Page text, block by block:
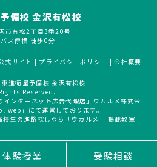
備校 金沢有松校
市有松2丁目3番20号
ス停横 徒歩0分
式サイト | プライバシーポリシー |会社概要
進衛星予備校 金沢有松校
Reserved.
ンターネット広告代理店」ウカルメ株式会
web」にて運営しております。
生の進路探しなら「ウカルメ」 掲載教室
体験授業 受験相談